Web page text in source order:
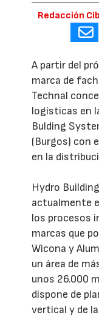
Redacción
A partir del
marca de
Technal
logísticas en
Bulding
(Burgos) con
en la
Hydro
actualmente
los procesos
marcas que
Wicona y
un área de
unos 26.000
dispone de
vertical y de